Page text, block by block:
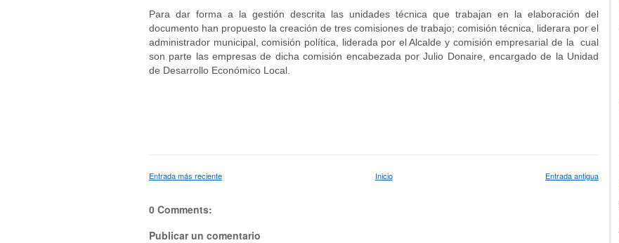
Para dar forma a la gestión descrita las unidades técnica que trabajan en la elaboración del
documento han propuesto la creación de tres comisiones de trabajo; comisión técnica, liderara por el
administrador municipal, comisión política, liderada por el Alcalde y comisión empresarial de la cual
son parte las empresas de dicha comisión encabezada por Julio Donaire, encargado de la Unidad
de Desarrollo Económico Local.
Entrada más reciente Entrada antigua
Inicio
0 Comments:
Publicar un comentario